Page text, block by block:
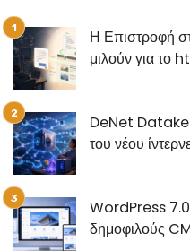
Η Επιστροφή
μιλούν για το
DeNet
του νέου
WordPress
δημοφιλούς